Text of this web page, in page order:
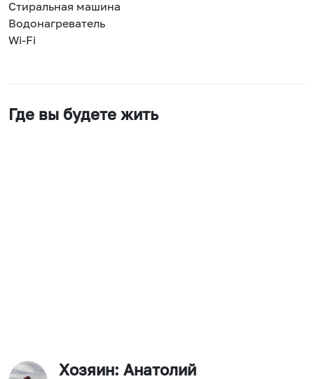
Стиральная машина
Водонагреватель
Wi-Fi
Где вы будете жить
Хозяин: Анатолий